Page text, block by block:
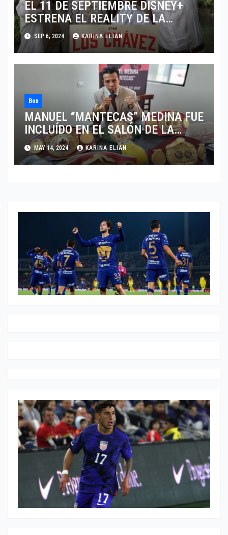
EL 11 DE SEPTIEMBRE DISNEY+
ESTRENA EL REALITY DE LA
LEYENDA DEL BOXEO MEXICANO
“LOS CHÁVEZ”
SEP 6, 2024 KARINA ELIAN
Box
MANUEL “MANTECAS” MEDINA FUE
INCLUÍDO EN EL SALÓN DE LA
FAMA DEL BOXEO
MAY 14, 2024 KARINA ELIAN